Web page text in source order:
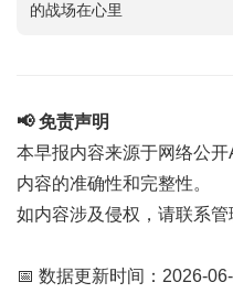
的战场在心里
📢 免责声明
本早报内容来源于网络公
内容的准确性和完整性。
如内容涉及侵权，请联系管
📅 数据更新时间：2026-